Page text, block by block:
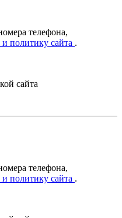
телефона,
политику сайта .
сайта
телефона,
политику сайта .